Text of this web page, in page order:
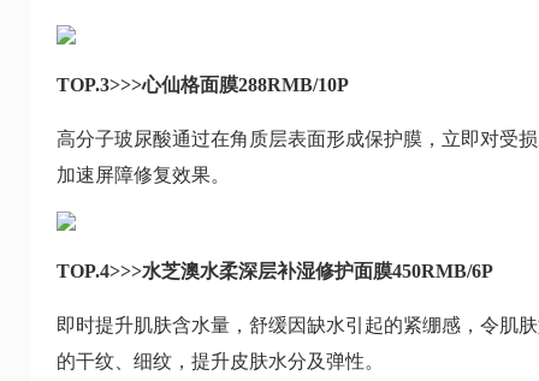
TOP.3>>>心仙格面膜288RMB/10P
高分子玻尿酸通过在角质层表面形成保护膜，立即对受
加速屏障修复效果。
TOP.4>>>水芝澳水柔深层补湿修护面膜450RMB/6P
即时提升肌肤含水量，舒缓因缺水引起的紧绷感，令肌
的干纹、细纹，提升皮肤水分及弹性。